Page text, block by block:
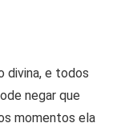
divina, e todos
negar que
momentos ela